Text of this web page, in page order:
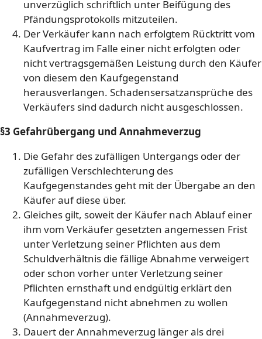
unverzüglich schriftlich unter Beifügung des
Pfändungsprotokolls mitzuteilen.
Der Verkäufer kann nach erfolgtem Rücktritt vom
Kaufvertrag im Falle einer nicht erfolgten oder
nicht vertragsgemäßen Leistung durch den Käufer
von diesem den Kaufgegenstand
herausverlangen. Schadensersatzansprüche des
Verkäufers sind dadurch nicht ausgeschlossen.
§3 Gefahrübergang und Annahmeverzug
Die Gefahr des zufälligen Untergangs oder der
zufälligen Verschlechterung des
Kaufgegenstandes geht mit der Übergabe an den
Käufer auf diese über.
Gleiches gilt, soweit der Käufer nach Ablauf einer
ihm vom Verkäufer gesetzten angemessen Frist
unter Verletzung seiner Pflichten aus dem
Schuldverhältnis die fällige Abnahme verweigert
oder schon vorher unter Verletzung seiner
Pflichten ernsthaft und endgültig erklärt den
Kaufgegenstand nicht abnehmen zu wollen
(Annahmeverzug).
Dauert der Annahmeverzug länger als drei